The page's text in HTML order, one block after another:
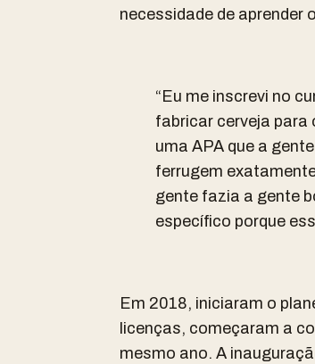
necessidade de aprender
“ Eu me inscrevi no
fabricar cerveja para
uma APA que a
ferrugem
gente fazia a gente
específico porque
Em 2018, iniciaram o
licenças, começaram a
mesmo ano. A